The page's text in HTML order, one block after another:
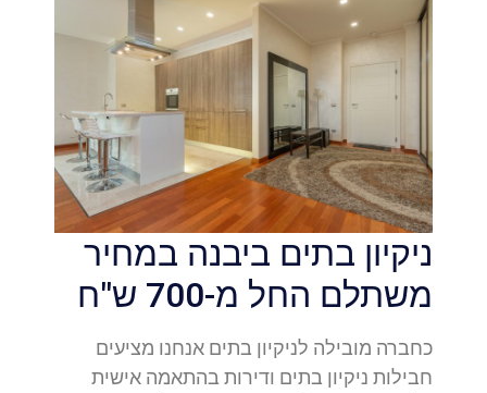
ניקיון בתים ביבנה במחיר
משתלם החל מ-700 ש"ח
כחברה מובילה לניקיון בתים אנחנו מציעים
חבילות ניקיון בתים ודירות בהתאמה אישית